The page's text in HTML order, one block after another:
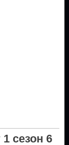
сезон 6